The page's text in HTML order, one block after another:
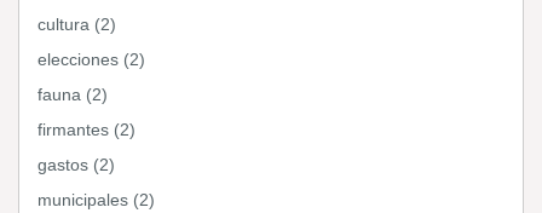
cultura (2)
elecciones (2)
fauna (2)
firmantes (2)
gastos (2)
municipales (2)